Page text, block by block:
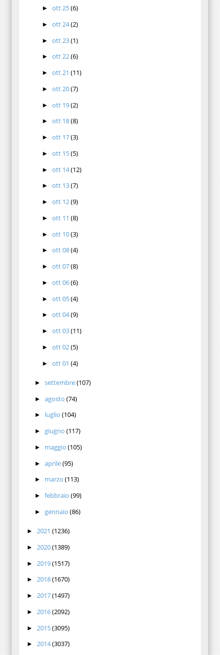
►ott 25(6)
►ott 24(2)
►ott 23(1)
►ott 22(6)
►ott 21(11)
►ott 20(7)
►ott 19(2)
►ott 18(8)
►ott 17(3)
►ott 15(5)
►ott 14(12)
►ott 13(7)
►ott 12(9)
►ott 11(8)
►ott 10(3)
►ott 08(4)
►ott 07(8)
►ott 06(6)
►ott 05(4)
►ott 04(9)
►ott 03(11)
►ott 02(5)
►ott 01(4)
► settembre(107)
► agosto (74)
► luglio (104)
► giugno (117)
► maggio (105)
► aprile(95)
► marzo (113)
► febbraio (99)
► gennaio (86)
► 2021 (1236)
► 2020(1389)
► 2019(1517)
► 2018(1670)
► 2017(1497)
► 2016(2092)
► 2015(3095)
► 2014(3037)